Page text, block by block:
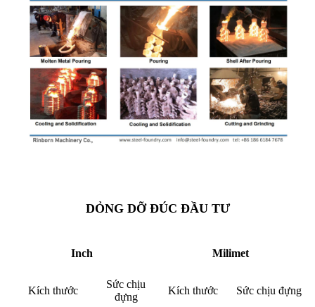
DỎNG DỠ ĐÚC ĐẦU TƯ
Inch Milimet
Kích thước
Sức chịu
đựng
Kích thước Sức chịu đựng